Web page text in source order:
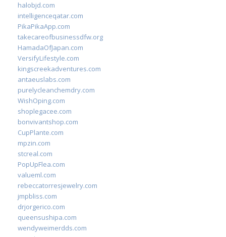
halobjd.com
intelligenceqatar.com
PikaPikaApp.com
takecareofbusinessdfw.org
HamadaOfJapan.com
VersifyLifestyle.com
kingscreekadventures.com
antaeuslabs.com
purelycleanchemdry.com
WishOping.com
shoplegacee.com
bonvivantshop.com
CupPlante.com
mpzin.com
stcreal.com
PopUpFlea.com
valueml.com
rebeccatorresjewelry.com
jmpbliss.com
drjorgerico.com
queensushipa.com
wendyweimerdds.com